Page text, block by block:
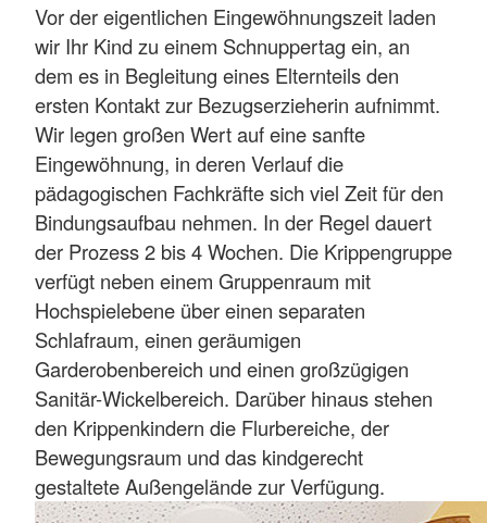
Vor der eigentlichen Eingewöhnungszeit laden
wir Ihr Kind zu einem Schnuppertag ein, an
dem es in Begleitung eines Elternteils den
ersten Kontakt zur Bezugserzieherin aufnimmt.
Wir legen großen Wert auf eine sanfte
Eingewöhnung, in deren Verlauf die
pädagogischen Fachkräfte sich viel Zeit für den
Bindungsaufbau nehmen. In der Regel dauert
der Prozess 2 bis 4 Wochen. Die Krippengruppe
verfügt neben einem Gruppenraum mit
Hochspielebene über einen separaten
Schlafraum, einen geräumigen
Garderobenbereich und einen großzügigen
Sanitär-Wickelbereich. Darüber hinaus stehen
den Krippenkindern die Flurbereiche, der
Bewegungsraum und das kindgerecht
gestaltete Außengelände zur Verfügung.